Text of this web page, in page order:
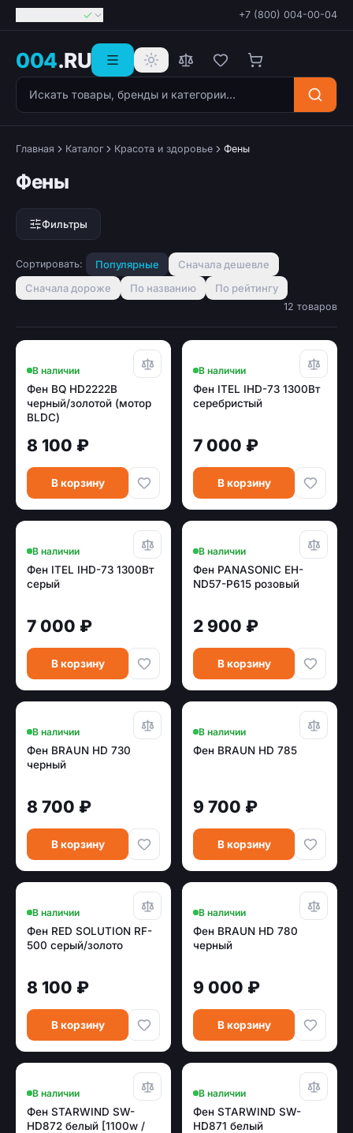
+7 (800) 004-00-04
004.RU
Поиск товаров
Главная Каталог Красота и здоровье Фены
Фены
Фильтры
Сортировать: Популярные
Сначала дешевле
Сначала дороже
По названию По рейтингу
12 товаров
В наличии
Фен BQ HD2222B
черный/золотой (мотор
BLDC)
8 100 ₽
В корзину
В наличии
Фен ITEL IHD-73 1300Вт
серебристый
7 000 ₽
В корзину
В наличии
Фен ITEL IHD-73 1300Вт
серый
7 000 ₽
В корзину
В наличии
Фен PANASONIC EH-
ND57-P615 розовый
2 900 ₽
В корзину
В наличии
Фен BRAUN HD 730
черный
8 700 ₽
В корзину
В наличии
Фен BRAUN HD 785
9 700 ₽
В корзину
В наличии
Фен RED SOLUTION RF-
500 серый/золото
8 100 ₽
В корзину
В наличии
Фен BRAUN HD 780
черный
9 000 ₽
В корзину
В наличии
Фен STARWIND SW-
HD872 белый [1100w /
В наличии
Фен STARWIND SW-
HD871 белый